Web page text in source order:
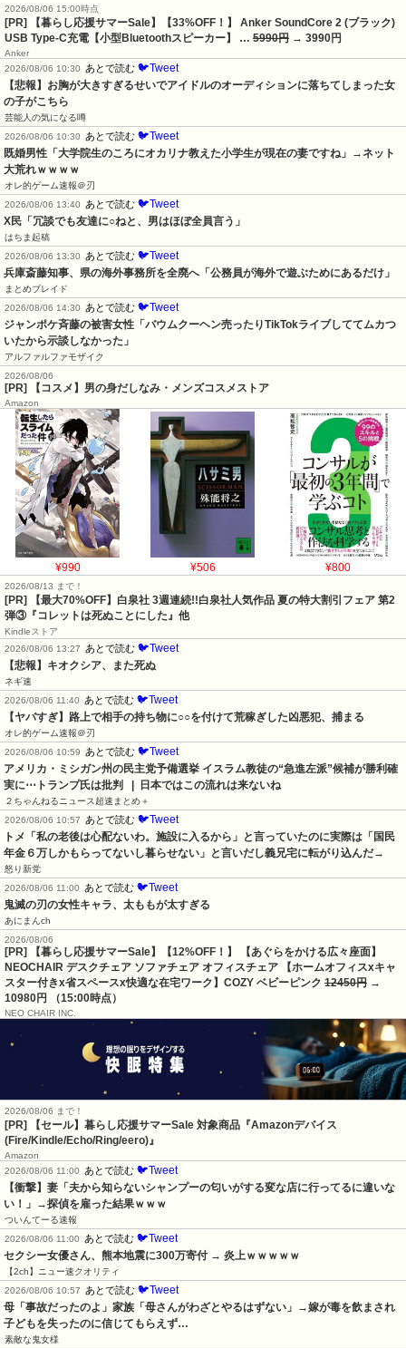
2026/08/06 15:00時点
[PR] 【暮らし応援サマーSale】【33%OFF！】 Anker SoundCore 2 (ブラック)
USB Type-C充電【小型Bluetoothスピーカー】 … 5990円 → 3990円
Anker
2026/08/06 10:30 あとで読む 🐦Tweet
【悲報】お胸が大きすぎるせいでアイドルのオーディションに落ちてしまった女
の子がこちら
芸能人の気になる噂
2026/08/06 10:30 あとで読む 🐦Tweet
既婚男性「大学院生のころにオカリナ教えた小学生が現在の妻ですね」→ネット
大荒れｗｗｗｗ
オレ的ゲーム速報＠刃
2026/08/06 13:40 あとで読む 🐦Tweet
X民「冗談でも友達に○ねと、男はほぼ全員言う」
はちま起稿
2026/08/06 13:30 あとで読む 🐦Tweet
兵庫斎藤知事、県の海外事務所を全廃へ「公務員が海外で遊ぶためにあるだけ」
まとめブレイド
2026/08/06 14:30 あとで読む 🐦Tweet
ジャンポケ斉藤の被害女性「バウムクーヘン売ったりTikTokライブしててムカつ
いたから示談しなかった」
アルファルファモザイク
2026/08/06
[PR] 【コスメ】男の身だしなみ・メンズコスメストア
Amazon
¥990 ¥506 ¥800
2026/08/13 まで！
[PR] 【最大70%OFF】白泉社 3週連続!!白泉社人気作品 夏の特大割引フェア 第2
弾③『コレットは死ぬことにした』他
Kindleストア
2026/08/06 13:27
あとで読む 🐦Tweet
【悲報】キオクシア、また死ぬ
ネギ速
2026/08/06 11:40
あとで読む 🐦Tweet
【ヤバすぎ】路上で相手の持ち物に○○を付けて荒稼ぎした凶悪犯、捕まる
オレ的ゲーム速報＠刃
2026/08/06 10:59
あとで読む 🐦Tweet
アメリカ・ミシガン州の民主党予備選挙 イスラム教徒の“急進左派”候補が勝利確
実に⋯トランプ氏は批判   |  日本ではこの流れは来ないね
２ちゃんねるニュース超速まとめ＋
2026/08/06 10:57
あとで読む 🐦Tweet
トメ「私の老後は心配ないわ。施設に入るから」と言っていたのに実際は「国民
年金６万しかもらってないし暮らせない」と言いだし義兄宅に転がり込んだ→
怒り新党
2026/08/06 11:00
あとで読む 🐦Tweet
鬼滅の刃の女性キャラ、太ももが太すぎる
あにまんch
2026/08/06
[PR] 【暮らし応援サマーSale】【12%OFF！】 【あぐらをかける広々座面】
NEOCHAIR デスクチェア ソファチェア オフィスチェア 【ホームオフィスxキャ
スター付きx省スペースx快適な在宅ワーク】COZY ベビーピンク 12450円 →
10980円 （15:00時点）
NEO CHAIR INC.
2026/08/06 まで！
[PR]
【セール】暮らし応援サマーSale 対象商品『Amazonデバイス
(Fire/Kindle/Echo/Ring/eero)』
Amazon
2026/08/06 11:00
あとで読む 🐦Tweet
【衝撃】妻「夫から知らないシャンプーの匂いがする変な店に行ってるに違いな
い！」→探偵を雇った結果ｗｗｗ
ついんてーる速報
2026/08/06 11:00
あとで読む 🐦Tweet
セクシー女優さん、熊本地震に300万寄付 → 炎上ｗｗｗｗｗ
【2ch】ニュー速クオリティ
2026/08/06 10:57
あとで読む 🐦Tweet
母「事故だったのよ」家族「母さんがわざとやるはずない」→嫁が毒を飲まされ
子どもを失ったのに信じてもらえず…
素敵な鬼女様